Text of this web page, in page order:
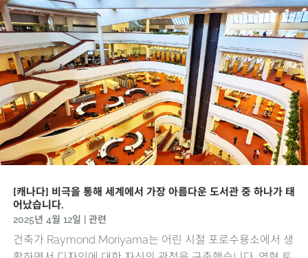
[캐나다] 비극을 통해 세계에서 가장 아름다운 도서관 중 하나가 태
어났습니다.
2025년 4월 12일 관련
건축가 Raymond Moriyama는 어린 시절 포로수용소에서 생